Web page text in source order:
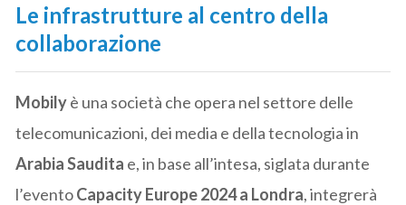
Le infrastrutture al centro della
collaborazione
Mobilyè una società che opera nel settore delle
telecomunicazioni, dei media e della tecnologia in
Arabia Saudita e, in base all’intesa, siglata durante
l’eventoCapacity Europe 2024 a Londra, integrerà